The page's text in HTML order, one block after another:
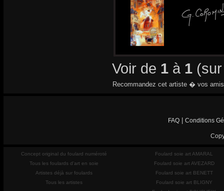
Voir de 1 à 1
Recommandez cet artiste � vos
FAQ Conditions
Concept original du foulard numéroté
Tous les foulards d'art en soie
Artistes déjà sur foulards
Tous les artistes
Foulard soie art AMARAL
Foulard soie art AVEZARD
Foulard soie art BENETT
Foulard soie art BLIGNY